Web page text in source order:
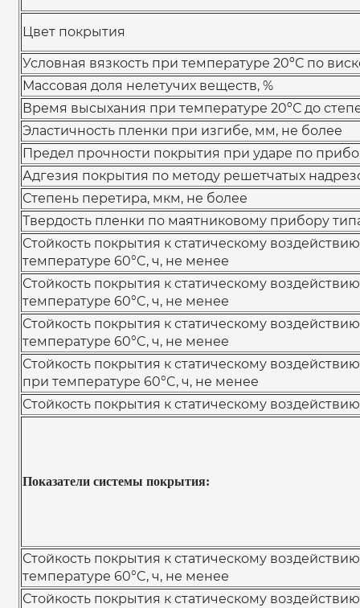
Цвет покрытия
Условная вязкость при температуре 20ºС по
Массовая доля нелетучих веществ, %
Время высыхания при температуре 20ºС до
Эластичность пленки при изгибе, мм, не более
Предел прочности покрытия при ударе по
Адгезия покрытия по методу решетчатых
Степень перетира, мкм, не более
Твердость пленки по маятниковому прибору
Стойкость покрытия к статическому
температуре 60°C, ч, не менее
Стойкость покрытия к статическому
температуре 60°C, ч, не менее
Стойкость покрытия к статическому
температуре 60°C, ч, не менее
Стойкость покрытия к статическому
при температуре 60°C, ч, не менее
Стойкость покрытия к статическому
Показатели системы покрытия:
Стойкость покрытия к статическому
температуре 60°C, ч, не менее
Стойкость покрытия к статическому